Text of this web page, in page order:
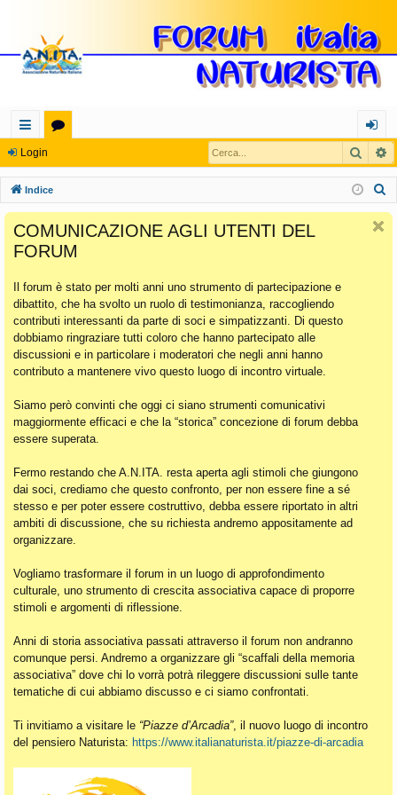
oll
eg
a
m
en
ti
Ra
pi
di
u
m
og
in
Login Cerca
Indice
COMUNICAZIONE AGLI UTENTI DEL
FORUM
Il forum è stato per molti anni uno strumento di partecipazione e
dibattito, che ha svolto un ruolo di testimonianza, raccogliendo
contributi interessanti da parte di soci e simpatizzanti. Di questo
dobbiamo ringraziare tutti coloro che hanno partecipato alle
discussioni e in particolare i moderatori che negli anni hanno
contributo a mantenere vivo questo luogo di incontro virtuale.
Siamo però convinti che oggi ci siano strumenti comunicativi
maggiormente efficaci e che la “storica” concezione di forum debba
essere superata.
Fermo restando che A.N.ITA. resta aperta agli stimoli che giungono
dai soci, crediamo che questo confronto, per non essere fine a sé
stesso e per poter essere costruttivo, debba essere riportato in altri
ambiti di discussione, che su richiesta andremo appositamente ad
organizzare.
Vogliamo trasformare il forum in un luogo di approfondimento
culturale, uno strumento di crescita associativa capace di proporre
stimoli e argomenti di riflessione.
Anni di storia associativa passati attraverso il forum non andranno
comunque persi. Andremo a organizzare gli “scaffali della memoria
associativa” dove chi lo vorrà potrà rileggere discussioni sulle tante
tematiche di cui abbiamo discusso e ci siamo confrontati.
Ti invitiamo a visitare le “Piazze d’Arcadia”, il nuovo luogo di incontro
del pensiero Naturista: https://www.italianaturista.it/piazze-di-arcadia